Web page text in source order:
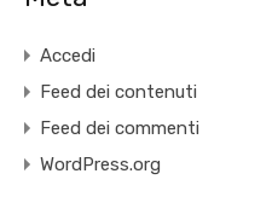
Accedi
Feed dei contenuti
Feed dei commenti
WordPress.org